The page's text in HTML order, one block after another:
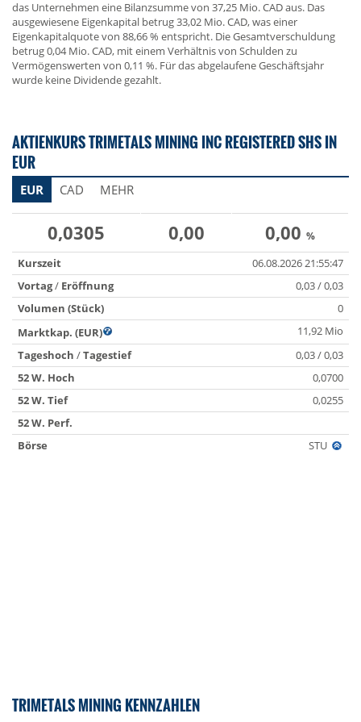
das Unternehmen eine Bilanzsumme von 37,25 Mio. CAD aus. Das
ausgewiesene Eigenkapital betrug 33,02 Mio. CAD, was einer
Eigenkapitalquote von 88,66 % entspricht. Die Gesamtverschuldung
betrug 0,04 Mio. CAD, mit einem Verhältnis von Schulden zu
Vermögenswerten von 0,11 %. Für das abgelaufene Geschäftsjahr
wurde keine Dividende gezahlt.
AKTIENKURS TRIMETALS MINING INC REGISTERED SHS IN
EUR
EUR CAD MEHR
0,0305 0,00 0,00 %
Kurszeit
06.08.2026 21:55:47
Vortag/ Eröffnung
0,03 / 0,03
Volumen (Stück)
0
Marktkap. (EUR)
11,92 Mio
Tageshoch /Tagestief
0,03 / 0,03
52 W. Hoch
0,0700
52 W. Tief
0,0255
52 W. Perf.
Börse
STU
TRIMETALS MINING KENNZAHLEN